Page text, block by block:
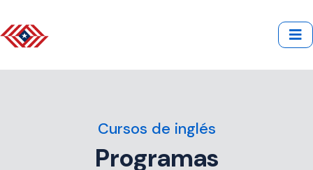
Cursos de inglés
Programas